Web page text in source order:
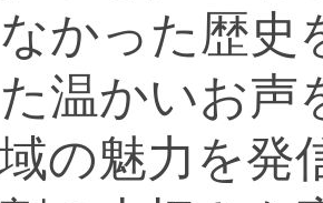
かった歴史
温かいお声
の魅力を発